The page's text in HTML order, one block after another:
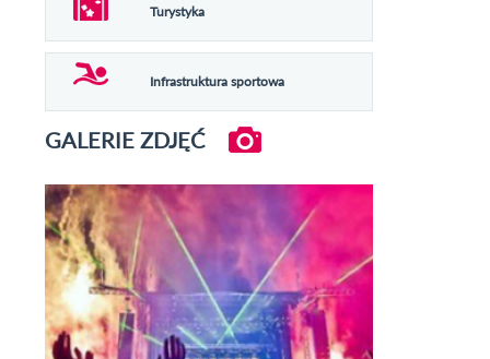
Turystyka
Infrastruktura sportowa
GALERIE ZDJĘĆ